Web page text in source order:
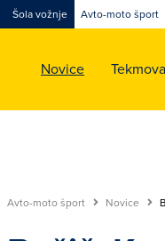
Šola vožnje Avto-moto šport
Novice
Avto-moto šport Novice